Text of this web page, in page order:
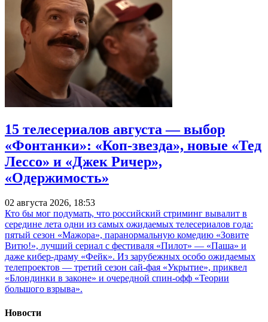
15 телесериалов августа — выбор
«Фонтанки»: «Коп-звезда», новые «Тед
Лессо» и «Джек Ричер»,
«Одержимость»
02 августа 2026, 18:53
Кто бы мог подумать, что российский стриминг вывалит в
середине лета одни из самых ожидаемых телесериалов года:
пятый сезон «Мажора», паранормальную комедию «Зовите
Витю!», лучший сериал с фестиваля «Пилот» — «Паша» и
даже кибер-драму «Фейк». Из зарубежных особо ожидаемых
телепроектов — третий сезон сай-фая «Укрытие», приквел
«Блондинки в законе» и очередной спин-офф «Теории
большого взрыва».
Новости